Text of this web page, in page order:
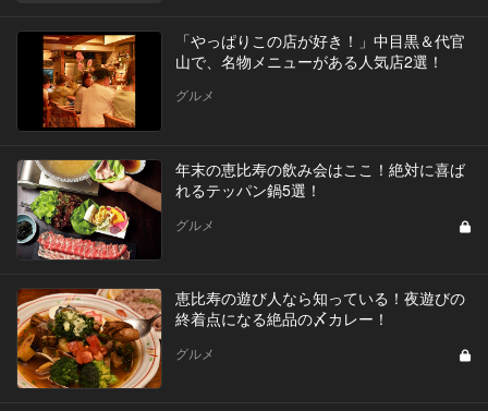
「やっぱりこの店が好き！」中目黒＆代官
山で、名物メニューがある人気店2選！
グルメ
年末の恵比寿の飲み会はここ！絶対に喜ば
れるテッパン鍋5選！
グルメ
恵比寿の遊び人なら知っている！夜遊びの
終着点になる絶品の〆カレー！
グルメ